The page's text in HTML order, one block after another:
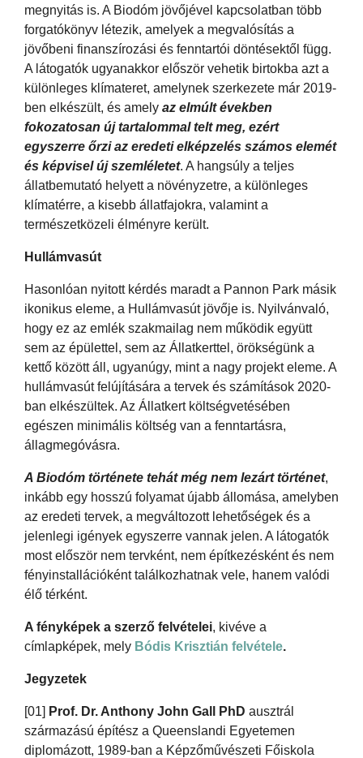
megnyitás is. A Biodóm jövőjével kapcsolatban több
forgatókönyv létezik, amelyek a megvalósítás a
jövőbeni finanszírozási és fenntartói döntésektől függ.
A látogatók ugyanakkor először vehetik birtokba azt a
különleges klímateret, amelynek szerkezete már 2019-
ben elkészült, és amely az elmúlt években
fokozatosan új tartalommal telt meg, ezért
egyszerre őrzi az eredeti elképzelés számos elemét
és képvisel új szemléletet. A hangsúly a teljes
állatbemutató helyett a növényzetre, a különleges
klímatérre, a kisebb állatfajokra, valamint a
természetközeli élményre került.
Hullámvasút
Hasonlóan nyitott kérdés maradt a Pannon Park másik
ikonikus eleme, a Hullámvasút jövője is. Nyilvánvaló,
hogy ez az emlék szakmailag nem működik együtt
sem az épülettel, sem az Állatkerttel, örökségünk a
kettő között áll, ugyanúgy, mint a nagy projekt eleme. A
hullámvasút felújítására a tervek és számítások 2020-
ban elkészültek. Az Állatkert költségvetésében
egészen minimális költség van a fenntartásra,
állagmegóvásra.
A Biodóm története tehát még nem lezárt történet,
inkább egy hosszú folyamat újabb állomása, amelyben
az eredeti tervek, a megváltozott lehetőségek és a
jelenlegi igények egyszerre vannak jelen. A látogatók
most először nem tervként, nem építkezésként és nem
fényinstallációként találkozhatnak vele, hanem valódi
élő térként.
A fényképek a szerző felvételei, kivéve a
címlapképek, mely Bódis Krisztián felvétele.
Jegyzetek
[01] Prof. Dr. Anthony John Gall PhD ausztrál
származású építész a Queenslandi Egyetemen
diplomázott, 1989-ban a Képzőművészeti Főiskola